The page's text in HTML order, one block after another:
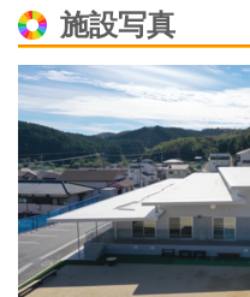
施設写真